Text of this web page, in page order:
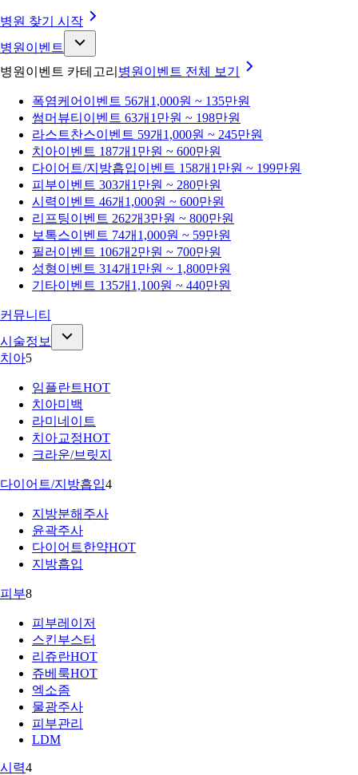
병원 찾기 시작
병원이벤트
병원이벤트 카테고리 병원이벤트 전체 보기
폭염케어 이벤트 56개 1,000원 ~ 135만원
썸머뷰티 이벤트 63개 1만원 ~ 198만원
라스트찬스이벤트 59개 1,000원 ~ 245만원
치아이벤트 187개 1만원 ~ 600만원
다이어트/지방흡입이벤트 158개 1만원 ~ 199만원
피부이벤트 303개 1만원 ~ 280만원
시력이벤트 46개 1,000원 ~ 600만원
리프팅이벤트 262개3만원 ~ 800만원
보톡스이벤트 74개 1,000원 ~ 59만원
필러 이벤트 106개 2만원 ~ 700만원
성형이벤트 314개 1만원 ~ 1,800만원
기타이벤트 135개 1,100원 ~ 440만원
커뮤니티
시술정보
치아5
임플란트HOT
치아미백
라미네이트
치아교정HOT
크라운/브릿지
다이어트/지방흡입4
지방분해주사
윤곽주사
다이어트한약HOT
지방흡입
피부8
피부레이저
스킨부스터
리쥬란HOT
쥬베룩HOT
엑소좀
물광주사
피부관리
LDM
시력4